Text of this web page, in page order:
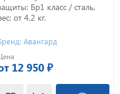
Бр1 класс / сталь,
от 4,2 кг.
Авангард
12 950 ₽